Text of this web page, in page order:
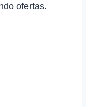
ofertas.